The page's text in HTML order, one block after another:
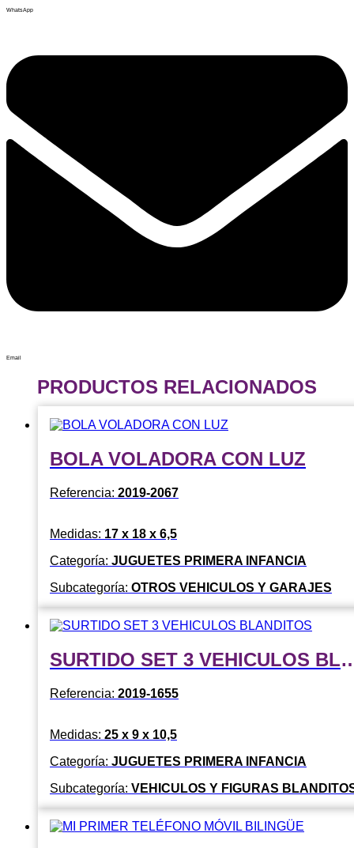
WhatsApp
Email
PRODUCTOS RELACIONADOS
BOLA VOLADORA CON LUZ
Referencia: 2019-2067
Medidas: 17 x 18 x 6,5
Categoría: JUGUETES PRIMERA INFANCIA
Subcategoría: OTROS VEHICULOS Y GARAJES
SURTIDO SET 3
Referencia: 2019-1655
Medidas: 25 x 9 x 10,5
Categoría: JUGUETES PRIMERA INFANCIA
Subcategoría: VEHICULOS Y FIGURAS